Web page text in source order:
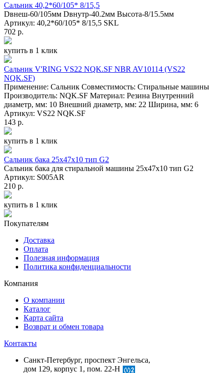
Сальник 40,2*60/105* 8/15,5
Dвнеш-60/105мм Dвнутр-40.2мм Высота-8/15.5мм
Артикул: 40,2*60/105* 8/15,5 SKL
702 р.
купить в 1 клик
Сальник V'RING VS22 NQK.SF NBR AV10114 (VS22
NQK.SF)
Применение: Сальник Совместимость: Стиральные машины
Производитель: NQK.SF Материал: Резина Внутренний
диаметр, мм: 10 Внешний диаметр, мм: 22 Ширина, мм: 6
Артикул: VS22 NQK.SF
143 р.
купить в 1 клик
Сальник бака 25x47x10 тип G2
Сальник бака для стиральной машины 25x47x10 тип G2
Артикул: S005AR
210 р.
купить в 1 клик
Покупателям
Доставка
Оплата
Полезная информация
Политика конфиденциальности
Компания
О компании
Каталог
Карта сайта
Возврат и обмен товара
Контакты
Санкт-Петербург, проспект Энгельса,
дом 129, корпус 1, пом. 22-Н